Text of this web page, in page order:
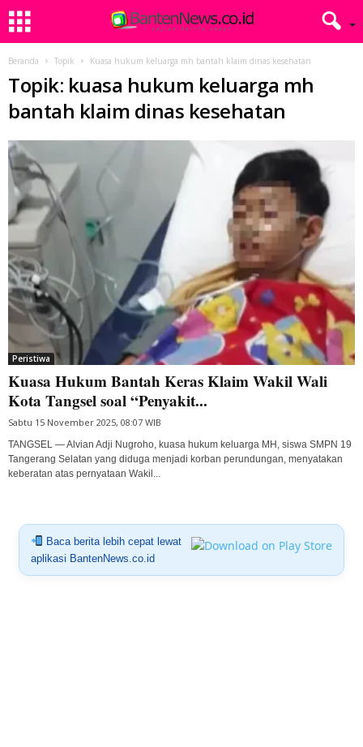
Beranda Topik Kuasa hukum keluarga mh bantah klaim dinas kesehatan
Topik: kuasa hukum keluarga mh
bantah klaim dinas kesehatan
Peristiwa
Kuasa Hukum Bantah Keras Klaim Wakil Wali
Kota Tangsel soal “Penyakit...
Sabtu 15 November 2025, 08:07 WIB
TANGSEL — Alvian Adji Nugroho, kuasa hukum keluarga MH, siswa SMPN 19
Tangerang Selatan yang diduga menjadi korban perundungan, menyatakan
keberatan atas pernyataan Wakil...
Baca berita lebih cepat lewat
aplikasi BantenNews.co.id